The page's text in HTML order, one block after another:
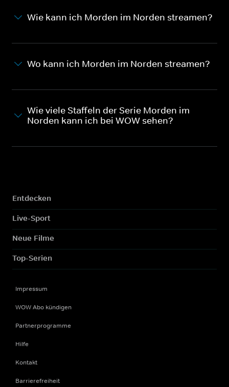
Wie kann ich Morden im Norden streamen?
Wo kann ich Morden im Norden streamen?
Wie viele Staffeln der Serie Morden im
Norden kann ich bei WOW sehen?
Entdecken
Live-Sport
Neue Filme
Top-Serien
Impressum
WOW Abo kündigen
Partnerprogramme
Hilfe
Kontakt
Barrierefreiheit